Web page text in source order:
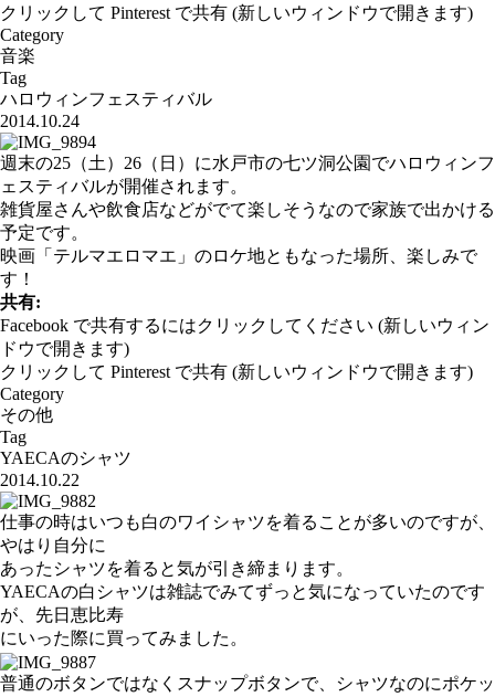
クリックして Pinterest で共有 (新しいウィンドウで開きます)
Category
音楽
Tag
ハロウィンフェスティバル
2014.10.24
週末の25（土）26（日）に水戸市の七ツ洞公園でハロウィンフ
ェスティバルが開催されます。
雑貨屋さんや飲食店などがでて楽しそうなので家族で出かける
予定です。
映画「テルマエロマエ」のロケ地ともなった場所、楽しみで
す！
共有:
Facebook で共有するにはクリックしてください (新しいウィン
ドウで開きます)
クリックして Pinterest で共有 (新しいウィンドウで開きます)
Category
その他
Tag
YAECAのシャツ
2014.10.22
仕事の時はいつも白のワイシャツを着ることが多いのですが、
やはり自分に
あったシャツを着ると気が引き締まります。
YAECAの白シャツは雑誌でみてずっと気になっていたのです
が、先日恵比寿
にいった際に買ってみました。
普通のボタンではなくスナップボタンで、シャツなのにポケッ